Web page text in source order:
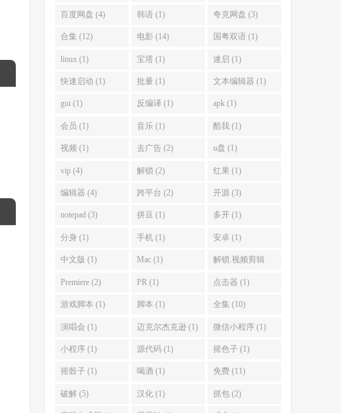
百度网盘 (4) 韩语 (1) 夸克网盘 (3)
合集 (12) 电影 (14) 国粤双语 (1)
linux (1) 宝塔 (1) 速启 (1)
快速启动 (1) 批量 (1) 文本编辑器 (1)
gui (1) 反编译 (1) apk (1)
会员 (1) 音乐 (1) 酷我 (1)
视频 (1) 去广告 (2) u盘 (1)
vip (4) 解锁 (2) 红果 (1)
编辑器 (4) 跨平台 (2) 开源 (3)
notepad (3) 拼豆 (1) 多开 (1)
分身 (1) 手机 (1) 安卓 (1)
中文版 (1) Mac (1) 解锁.视频剪辑
(1)
Premiere (2) PR (1) 点击器 (1)
游戏脚本 (1) 脚本 (1) 全集 (10)
演唱会 (1) 迈克尔杰克逊 (1) 微信小程序 (1)
小程序 (1) 源代码 (1) 摇色子 (1)
摇骰子 (1) 喝酒 (1) 免费 (11)
破解 (5) 汉化 (1) 抓包 (2)